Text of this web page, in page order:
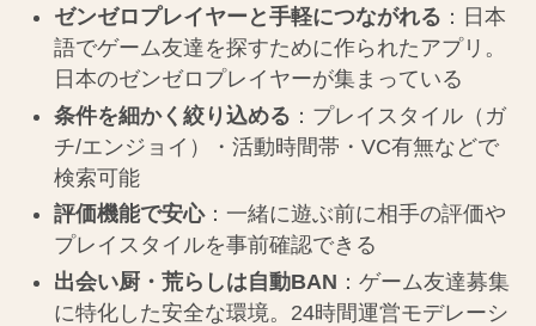
ゼンゼロプレイヤーと手軽につながれる ：日本
語でゲーム友達を探すために作られたアプリ。
日本のゼンゼロプレイヤーが集まっている
条件を細かく絞り込める ：プレイスタイル（ガ
チ/エンジョイ）・活動時間帯・VC有無などで
検索可能
評価機能で安心：一緒に遊ぶ前に相手の評価や
プレイスタイルを事前確認できる
出会い厨・荒らしは自動BAN ：ゲーム友達募集
に特化した安全な環境。24時間運営モデレーシ